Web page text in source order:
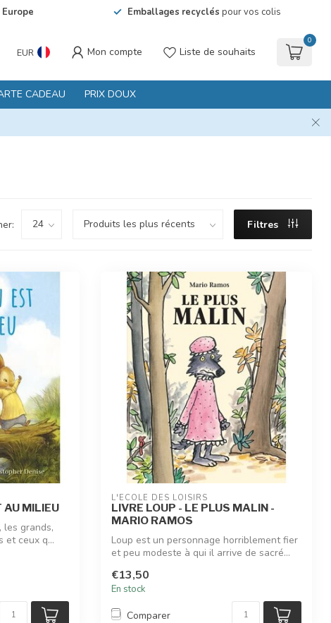
Europe Emballages recyclés pour vos colis
EUR Mon compte Liste de souhaits
0
CADEAU PRIX DOUX
Filtres
AU MILIEU
grands,
et ceux q...
L'ÉCOLE DES LOISIRS
LIVRE LOUP - LE PLUS MALIN -
MARIO RAMOS
Loup est un personnage horriblement fier
et peu modeste à qui il arrive de sacré...
€13,50
En stock
Comparer